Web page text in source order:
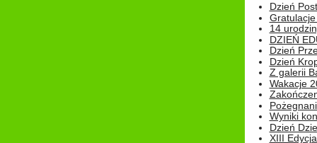
Dzień
14
DZIEŃ
Dzień
Dzień
Z galerii
Wakacje
Wyniki
Dzień
XIII